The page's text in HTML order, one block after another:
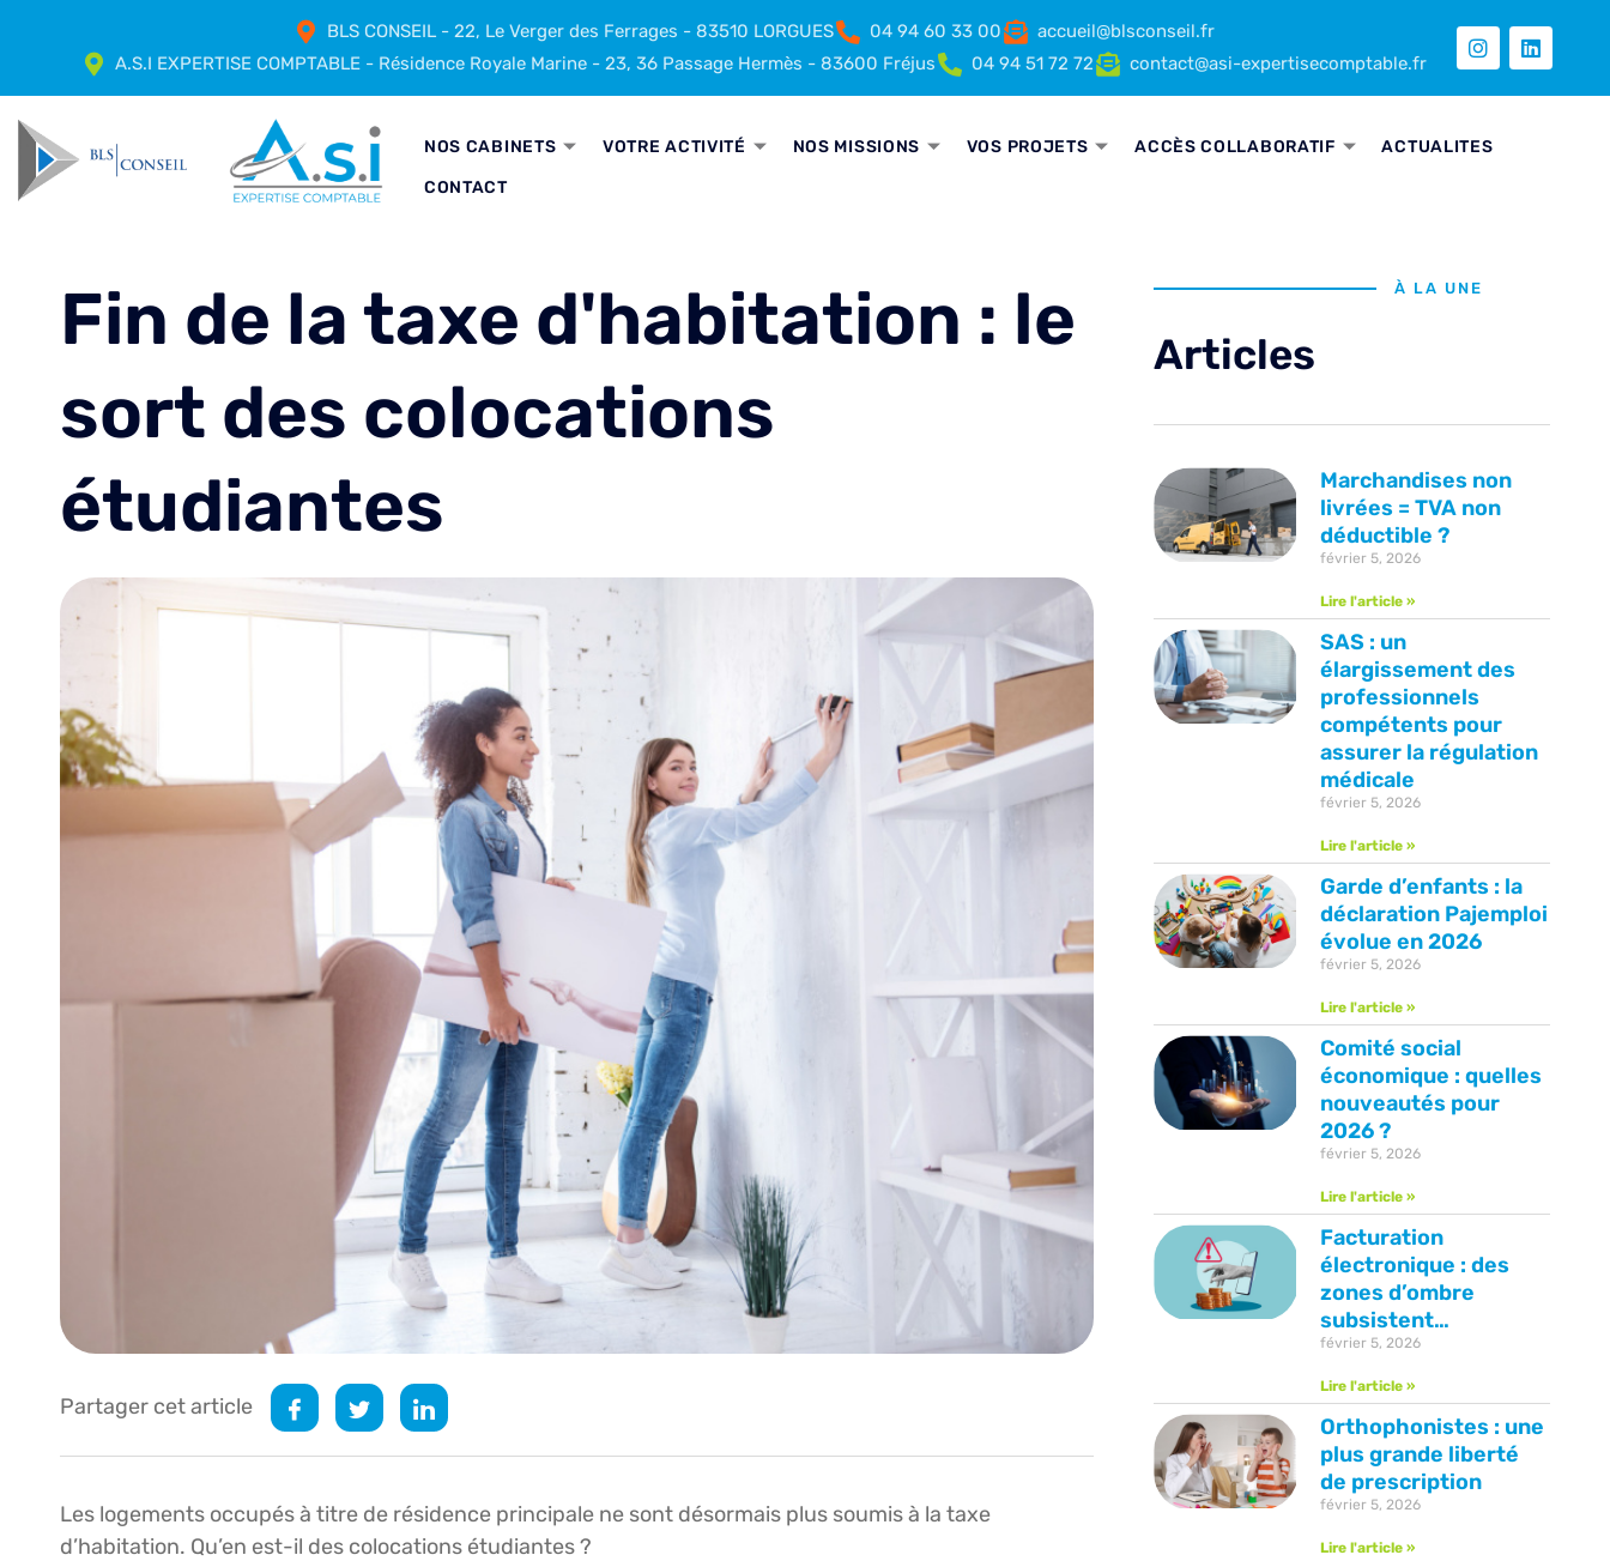
BLS CONSEIL - 22, Le Verger des Ferrages - 83510 LORGUES 04 94 60 33 00
accueil@blsconseil.fr
A.S.I EXPERTISE COMPTABLE - Résidence Royale Marine - 23, 36 Passage Hermès - 83600 Fréjus
04 94 51 72 72 contact@asi-expertisecomptable.fr
NOS CABINETS VOTRE ACTIVITÉ NOS MISSIONS VOS PROJETS ACCÈS COLLABORATIF
ACTUALITES
CONTACT
Fin de la taxe d'habitation : le
sort des colocations
étudiantes
Partager cet article
Les logements occupés à titre de résidence principale ne sont désormais plus soumis à la taxe
d’habitation. Qu’en est-il des colocations étudiantes ?
À LA UNE
Articles
Marchandises non
livrées = TVA non
déductible ?
février 5, 2026
Lire l'article »
SAS : un
élargissement des
professionnels
compétents pour
assurer la régulation
médicale
février 5, 2026
Lire l'article »
Garde d’enfants : la
déclaration Pajemploi
évolue en 2026
février 5, 2026
Lire l'article »
Comité social
économique : quelles
nouveautés pour
2026 ?
février 5, 2026
Lire l'article »
Facturation
électronique : des
zones d’ombre
subsistent…
février 5, 2026
Lire l'article »
Orthophonistes : une
plus grande liberté
de prescription
février 5, 2026
Lire l'article »